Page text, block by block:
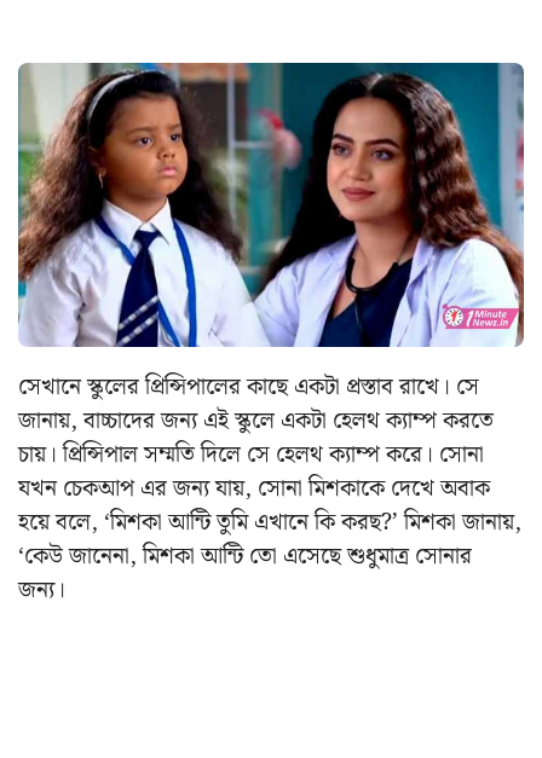
সেখানে স্কুলের প্রিন্সিপালের কাছে একটা প্রস্তাব রাখে। সে
জানায়, বাচ্চাদের জন্য এই স্কুলে একটা হেলথ ক্যাম্প করতে
চায়। প্রিন্সিপাল সম্মতি দিলে সে হেলথ ক্যাম্প করে। সোনা
যখন চেকআপ এর জন্য যায়, সোনা মিশকাকে দেখে অবাক
হয়ে বলে, ‘মিশকা আন্টি তুমি এখানে কি করছ?’ মিশকা জানায়,
‘কেউ জানেনা, মিশকা আন্টি তো এসেছে শুধুমাত্র সোনার
জন্য।